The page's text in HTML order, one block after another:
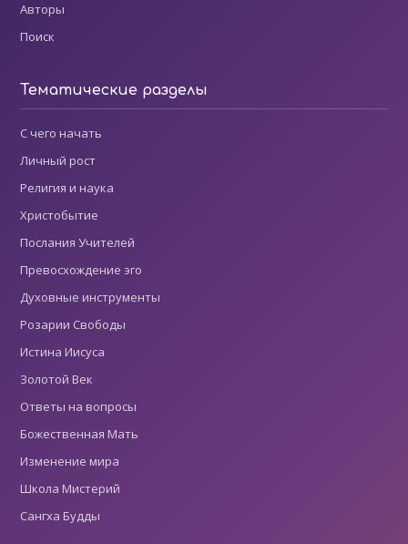
Авторы
Поиск
Тематические разделы
С чего начать
Личный рост
Религия и наука
Христобытие
Послания Учителей
Превосхождение эго
Духовные инструменты
Розарии Свободы
Истина Иисуса
Золотой Век
Ответы на вопросы
Божественная Мать
Изменение мира
Школа Мистерий
Сангха Будды